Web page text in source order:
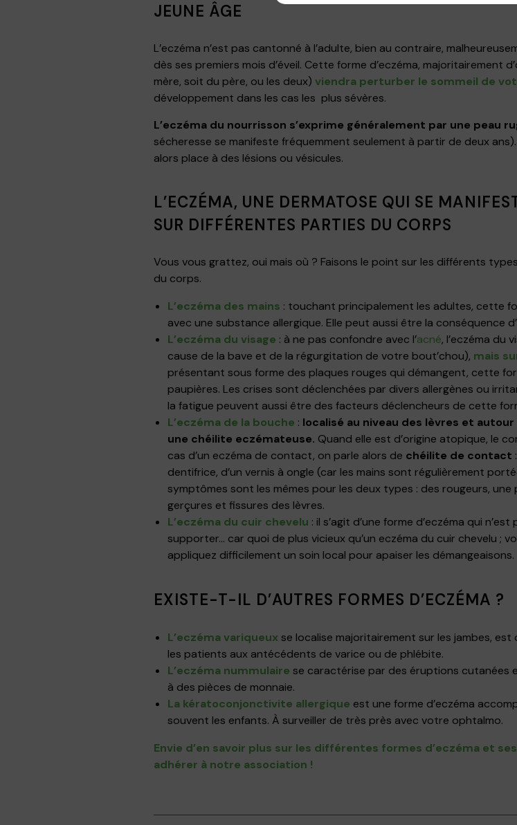
JEUNE ÂGE
L’eczéma n’est pas cantonné à l’adulte, bien au contraire,
dès ses premiers mois d’éveil. Cette forme d’eczéma, majoritairement
mère, soit du père, ou les deux) viendra perturber le sommeil de
développement dans les cas les plus sévères.
L’eczéma du nourrisson s’exprime généralement par une peau
sécheresse se manifeste fréquemment seulement à partir de deux
alors place à des lésions ou vésicules.
L’ECZÉMA, UNE DERMATOSE QUI SE
SUR DIFFÉRENTES PARTIES DU CORPS
Vous vous grattez, oui mais où ? Faisons le point sur les différents
du corps.
L’eczéma des mains : touchant principalement les adultes, cette
avec une substance allergique. Elle peut aussi être la conséquence
L’eczéma du visage : à ne pas confondre avec l’acné, l’eczéma du
cause de la bave et de la régurgitation de votre bout’chou), mais
présentant sous forme des plaques rouges qui démangent, cette
paupières. Les crises sont déclenchées par divers allergènes ou
la fatigue peuvent aussi être des facteurs déclencheurs de cette
L’eczéma de la bouche : localisé au niveau des lèvres et
une chéilite eczémateuse. Quand elle est d’origine atopique, le
cas d’un eczéma de contact, on parle alors de chéilite de contact
dentifrice, d’un vernis à ongle (car les mains sont régulièrement
symptômes sont les mêmes pour les deux types : des rougeurs,
gerçures et fissures des lèvres.
L’eczéma du cuir chevelu : il s’agit d’une forme d’eczéma qui
supporter… car quoi de plus vicieux qu’un eczéma du cuir chevelu ;
appliquez difficilement un soin local pour apaiser les démangeaisons.
EXISTE-T-IL D’AUTRES FORMES D’ECZÉMA ?
L’eczéma variqueuxse localise majoritairement sur les jambes,
les patients aux antécédents de varice ou de phlébite.
L’eczéma nummulaire se caractérise par des éruptions cutanées
à des pièces de monnaie.
La kératoconjonctivite allergique est une forme d’eczéma
souvent les enfants. À surveiller de très près avec votre ophtalmo.
Envie d’en savoir plus sur les différentes formes d’eczéma et
adhérer à notre association !